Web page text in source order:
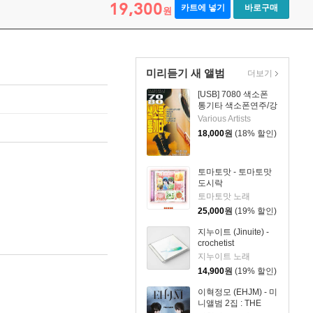
19,300원 카트에 넣기 바로구매
미리듣기 새 앨범
[USB] 7080 색소폰
통기타 색소폰연주/강
승용
Various Artists
18,000원 (18% 할인)
토마토맛 - 토마토맛
도시락
토마토맛 노래
25,000원 (19% 할인)
지누이트 (Jinuite) -
crochetist
지누이트 노래
14,900원 (19% 할인)
이혁정모 (EHJM) - 미
니앨범 2집 : THE
더보기